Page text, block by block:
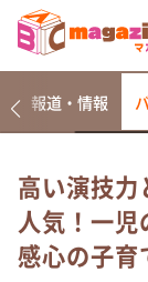
なるみ・
相席食堂
報道・情報
高い演技
人気！一
感心の子育